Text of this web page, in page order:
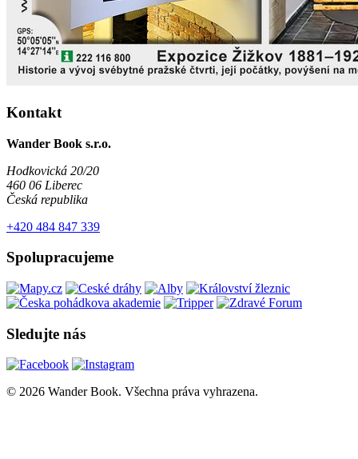
Kontakt
Wander Book s.r.o.
Hodkovická 20/20
460 06 Liberec
Česká republika
+420 484 847 339
Spolupracujeme
Sledujte nás
© 2026 Wander Book. Všechna práva vyhrazena.